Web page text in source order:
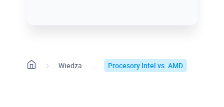
Wiedza Procesory Intel vs. AMD